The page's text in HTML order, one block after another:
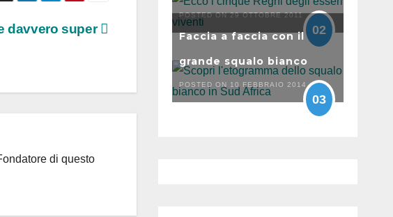
davvero super
di questo
POSTED ON 29 OTTOBRE 2011
02
Faccia a faccia con il
grande squalo bianco
POSTED ON 10 FEBBRAIO 2014
03